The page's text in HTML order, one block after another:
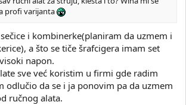
profi varijanta
i kombinerke(planiram da uzmem i
a što se tiče šrafcigera imam set
napon.
sve već koristim u firmi gde radim
odlučio da se i ja ponovim pa da uzmem
ručnog alata.